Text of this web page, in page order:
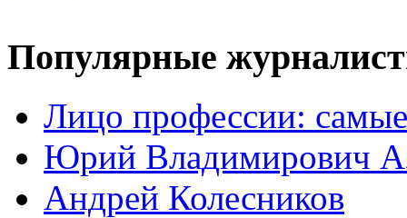
Популярные
Лицо профессии:
Юрий Владимирович
Андрей Колесников